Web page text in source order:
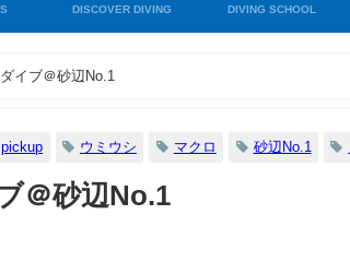
DISCOVER DIVING DIVING SCHOOL
イブ＠砂辺No.1
pickup ウミウシ マクロ 砂辺No.1
＠砂辺No.1